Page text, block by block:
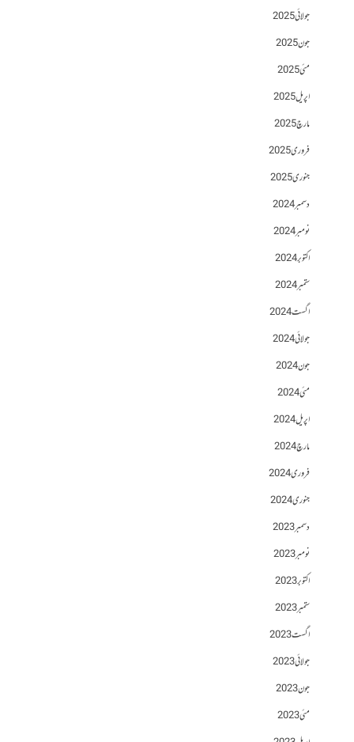
جولائی 2025
جون 2025
مئی 2025
اپریل 2025
مارچ 2025
فروری 2025
جنوری 2025
دسمبر 2024
نومبر 2024
اکتوبر 2024
ستمبر 2024
اگست 2024
جولائی 2024
جون 2024
مئی 2024
اپریل 2024
مارچ 2024
فروری 2024
جنوری 2024
دسمبر 2023
نومبر 2023
اکتوبر 2023
ستمبر 2023
اگست 2023
جولائی 2023
جون 2023
مئی 2023